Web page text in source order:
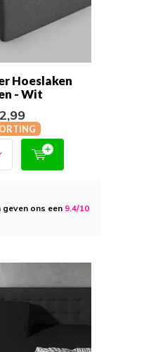
Hoeslaken
- Wit
geven ons een 9.4/10